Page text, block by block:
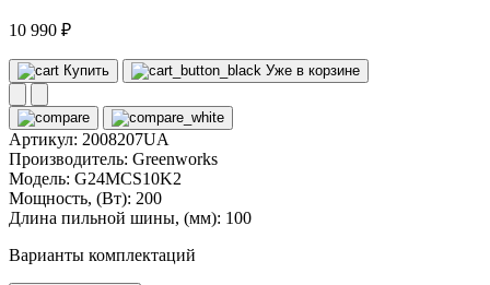
10 990 ₽
Купить Уже в корзине
Артикул: 2008207UA
Производитель: Greenworks
Модель: G24MCS10K2
Мощность, (Вт): 200
Длина пильной шины, (мм): 100
Варианты комплектаций